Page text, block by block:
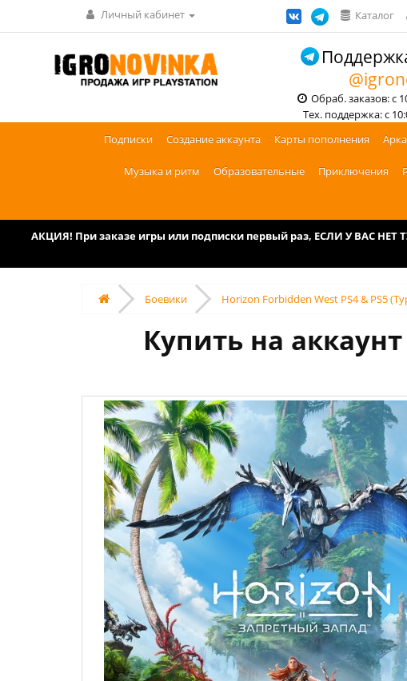
Личный кабинет Каталог
Обраб. заказов: с
Тех. поддержка: с
Подписки Создание аккаунта Карты пополнения
Музыка и ритм Образовательные Приключения
АКЦИЯ! При заказе игры или подписки первый раз, ЕСЛИ У ВАС
Боевики Horizon Forbidden West PS4 & PS5
Купить на